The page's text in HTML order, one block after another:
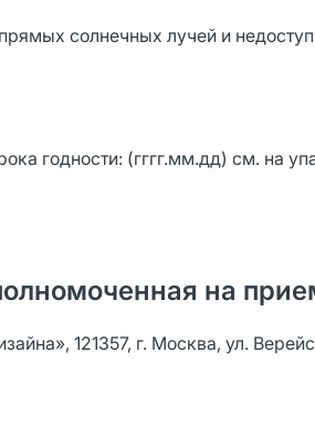
солнечных лучей и
годности: (гггг.мм.дд) см. на
на
121357, г. Москва, ул.